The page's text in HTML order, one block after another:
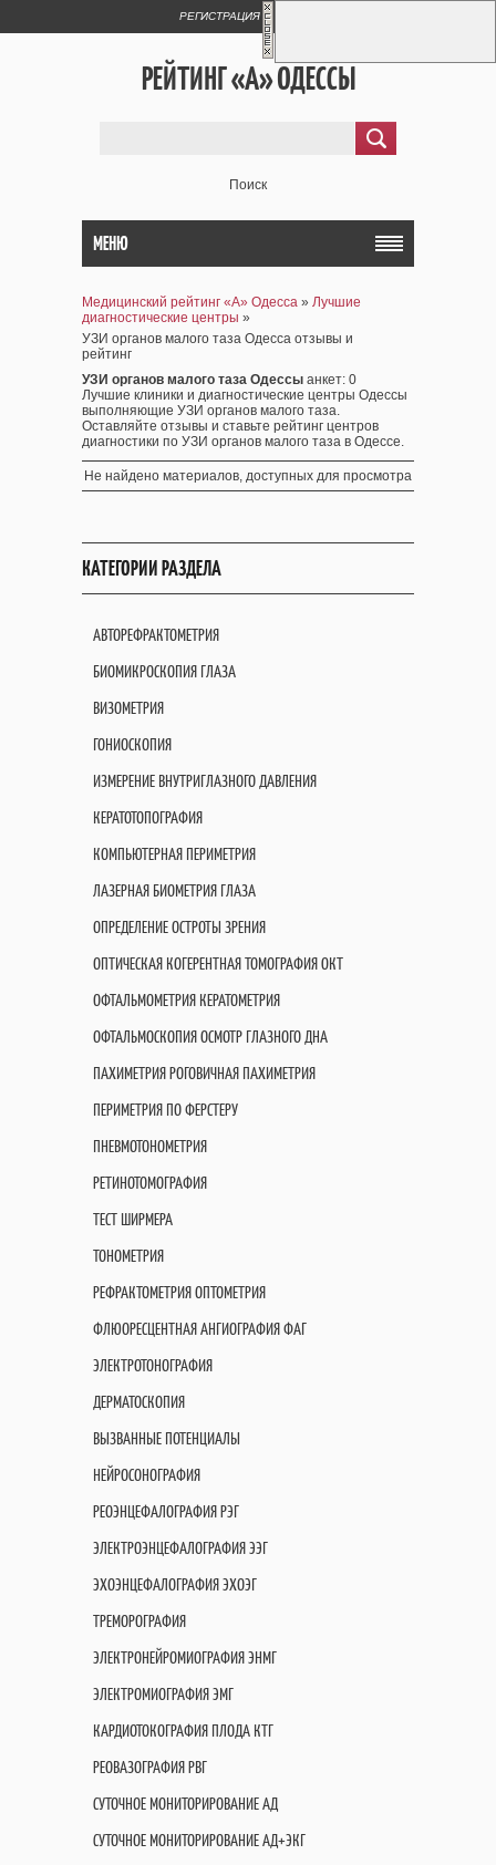
РЕГИСТРАЦИЯ
РЕЙТИНГ «А» ОДЕССЫ
Поиск
МЕНЮ
Медицинский рейтинг «А» Одесса » Лучшие
диагностические центры »
УЗИ органов малого таза Одесса отзывы и
рейтинг
УЗИ органов малого таза Одессы анкет: 0
Лучшие клиники и диагностические центры Одессы
выполняющие УЗИ органов малого таза.
Оставляйте отзывы и ставьте рейтинг центров
диагностики по УЗИ органов малого таза в Одессе.
Не найдено материалов, доступных для просмотра
КАТЕГОРИИ РАЗДЕЛА
АВТОРЕФРАКТОМЕТРИЯ
БИОМИКРОСКОПИЯ ГЛАЗА
ВИЗОМЕТРИЯ
ГОНИОСКОПИЯ
ИЗМЕРЕНИЕ ВНУТРИГЛАЗНОГО ДАВЛЕНИЯ
КЕРАТОТОПОГРАФИЯ
КОМПЬЮТЕРНАЯ ПЕРИМЕТРИЯ
ЛАЗЕРНАЯ БИОМЕТРИЯ ГЛАЗА
ОПРЕДЕЛЕНИЕ ОСТРОТЫ ЗРЕНИЯ
ОПТИЧЕСКАЯ КОГЕРЕНТНАЯ ТОМОГРАФИЯ OКT
ОФТАЛЬМОМЕТРИЯ КЕРАТОМЕТРИЯ
ОФТАЛЬМОСКОПИЯ ОСМОТР ГЛАЗНОГО ДНА
ПАХИМЕТРИЯ РОГОВИЧНАЯ ПАХИМЕТРИЯ
ПЕРИМЕТРИЯ ПО ФЕРСТЕРУ
ПНЕВМОТОНОМЕТРИЯ
РЕТИНОТОМОГРАФИЯ
ТЕСТ ШИРМЕРА
ТОНОМЕТРИЯ
РЕФРАКТОМЕТРИЯ ОПТОМЕТРИЯ
ФЛЮОРЕСЦЕНТНАЯ АНГИОГРАФИЯ ФАГ
ЭЛЕКТРОТОНОГРАФИЯ
ДЕРМАТОСКОПИЯ
ВЫЗВАННЫЕ ПОТЕНЦИАЛЫ
НЕЙРОСОНОГРАФИЯ
РЕОЭНЦЕФАЛОГРАФИЯ РЭГ
ЭЛЕКТРОЭНЦЕФАЛОГРАФИЯ ЭЭГ
ЭХОЭНЦЕФАЛОГРАФИЯ ЭХОЭГ
ТРЕМОРОГРАФИЯ
ЭЛЕКТРОНЕЙРОМИОГРАФИЯ ЭНМГ
ЭЛЕКТРОМИОГРАФИЯ ЭМГ
КАРДИОТОКОГРАФИЯ ПЛОДА КТГ
РЕОВАЗОГРАФИЯ РВГ
СУТОЧНОЕ МОНИТОРИРОВАНИЕ АД
СУТОЧНОЕ МОНИТОРИРОВАНИЕ АД+ЭКГ